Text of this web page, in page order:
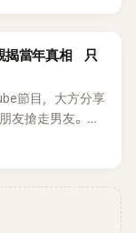
、NCT等偶
揭當年真相 只
節目，大方分享
友搶走男友。她
在再發生，「我